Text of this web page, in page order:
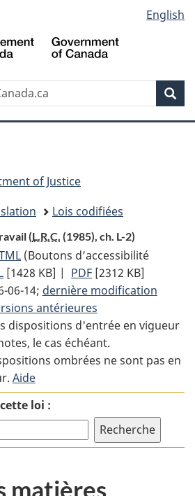
au
contenu
propos
de
la
HTML
simplifiée
English
of Justice
Lois codifiées
(L.R.C. (1985), ch. L-2)
Texte
complet
:
Code
canadien
du
travail
(Boutons d’accessibilité
Texte
complet
:
Code
canadien
du
travail
[1428 KB] | PDF Texte
complet
:
Code
canadien
du
[2312 KB]
06-14; dernière modification
antérieures
dispositions d'entrée en vigueur
le cas échéant.
ombrées ne sont pas en
Aide
loi :
matières